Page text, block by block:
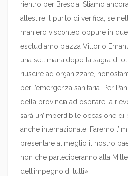
rientro per Brescia. Stiamo
allestire il punto di verifica, se
maniero visconteo oppure in
escludiamo piazza Vittorio
una settimana dopo la sagra di
riuscire ad organizzare,
per l’emergenza sanitaria. Per
della provincia ad ospitare la
sarà un’imperdibile occasione di
anche internazionale. Faremo
presentare al meglio il nostro
non che parteciperanno alla
dell’impegno di tutti».